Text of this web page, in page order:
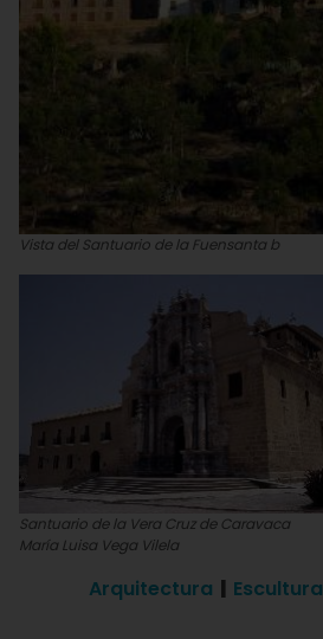
Vista del Santuario de la Fuensanta b
Santuario de la Vera Cruz de Caravaca
María Luisa Vega Vilela
Arquitectura | Escultura